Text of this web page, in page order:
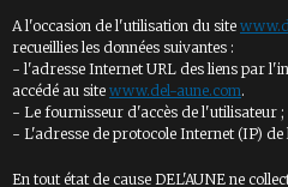
A l'occasion de l'utilisation du site
recueillies les données suivantes :
- l'adresse Internet URL des liens par
accédé au site www.del-aune.com.
- Le fournisseur d'accès de l'utilisateur ;
- L'adresse de protocole Internet (IP) de
En tout état de cause DEL'AUNE ne